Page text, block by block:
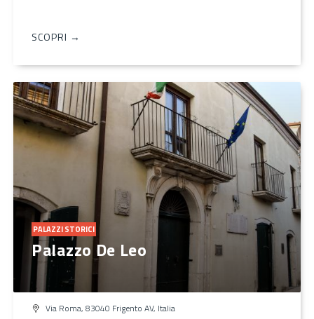
SCOPRI →
PALAZZI STORICI
Palazzo De Leo
Via Roma, 83040 Frigento AV, Italia